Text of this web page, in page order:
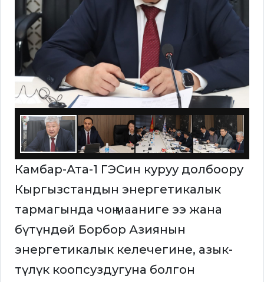
Камбар-Ата-1 ГЭСин куруу долбоору
Кыргызстандын энергетикалык
тармагында чоң мааниге ээ жана
бүтүндөй Борбор Азиянын
энергетикалык келечегине, азык-
түлүк коопсуздугуна болгон